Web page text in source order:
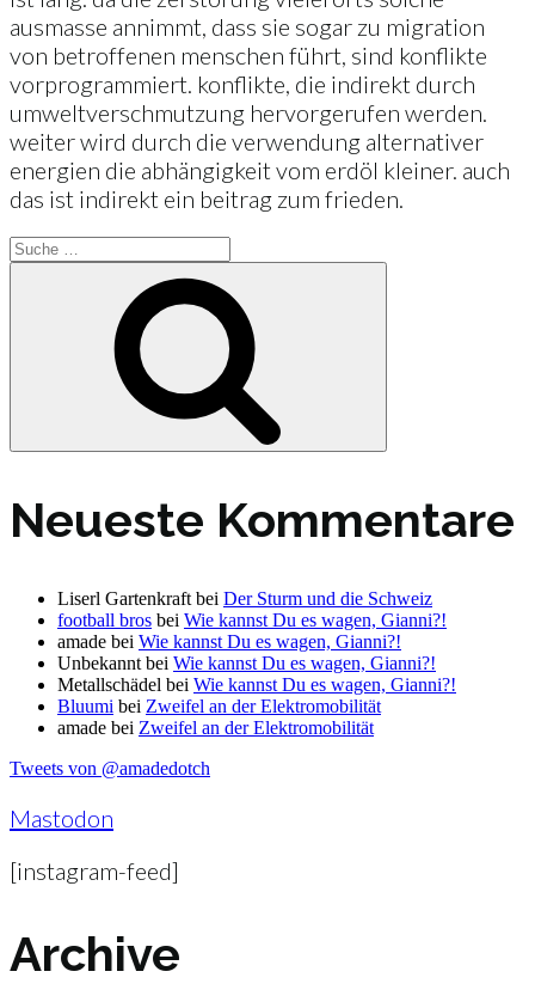
ausmasse annimmt, dass sie sogar zu migration
von betroffenen menschen führt, sind konflikte
vorprogrammiert. konflikte, die indirekt durch
umweltverschmutzung hervorgerufen werden.
weiter wird durch die verwendung alternativer
energien die abhängigkeit vom erdöl kleiner. auch
das ist indirekt ein beitrag zum frieden.
Suche
nach:
Neueste Kommentare
Liserl Gartenkraft bei Der Sturm und die Schweiz
football bros bei Wie kannst Du es wagen, Gianni?!
amade bei Wie kannst Du es wagen, Gianni?!
Unbekannt bei Wie kannst Du es wagen, Gianni?!
Metallschädel bei Wie kannst Du es wagen, Gianni?!
Bluumi bei Zweifel an der Elektromobilität
amade bei Zweifel an der Elektromobilität
Tweets von @amadedotch
Mastodon
[instagram-feed]
Archive